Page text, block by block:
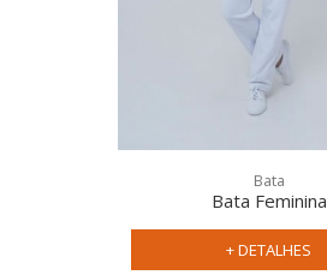
uniformeBata
Bata Feminina
+ DETALHES